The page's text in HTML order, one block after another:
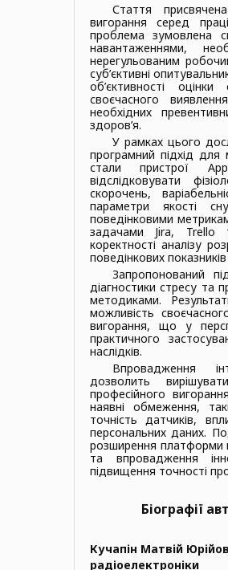
Стаття
вигорання серед
проблема зумовлена
навантаженнями,
нерегульованим
суб’єктивні
об’єктивності
своєчасного
необхідних
здоров’я.
У рамках цього
програмний підхід для
стали пристрої
відслідковувати
скорочень,
параметри якості
поведінковими
задачами Jira, Trello
коректності аналізу
поведінкових
Запропонований
діагностики стресу та
методиками.
можливість
вигорання, що у
практичного
наслідків.
Впровадження
дозволить
професійного
наявні обмеження,
точність датчиків,
персональних даних.
розширення платформи
та впровадження
підвищення точності
Біографії
Кучапін Матвій
радіоелектроніки